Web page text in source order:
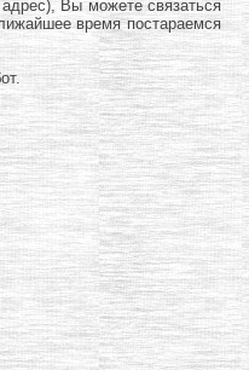
Вы можете связаться
время постараемся